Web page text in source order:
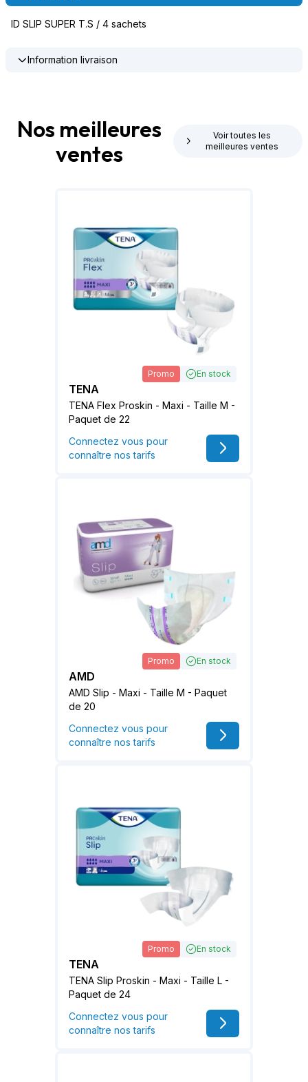
ID SLIP SUPER T.S / 4 sachets
Information livraison
Nos meilleures
ventes
Voir toutes les
meilleures ventes
Promo En stock
TENA
TENA Flex Proskin - Maxi - Taille M -
Paquet de 22
Connectez vous pour
connaître nos tarifs
Promo En stock
AMD
AMD Slip - Maxi - Taille M - Paquet
de 20
Connectez vous pour
connaître nos tarifs
Promo En stock
TENA
TENA Slip Proskin - Maxi - Taille L -
Paquet de 24
Connectez vous pour
connaître nos tarifs